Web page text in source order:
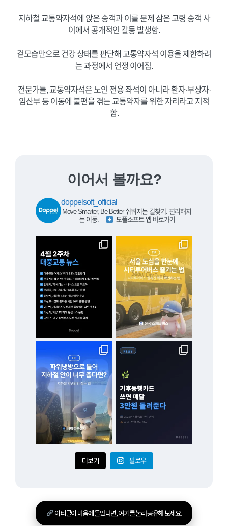
지하철 교통약자석에 앉은 승객과 이를 문제 삼은 고령 승객 사
이에서 공개적인 갈등 발생함.
겉모습만으로 건강 상태를 판단해 교통약자석 이용을 제한하려
는 과정에서 언쟁 이어짐.
전문가들, 교통약자석은 노인 전용 좌석이 아니라 환자·부상자·
임산부 등 이동에 불편을 겪는 교통약자를 위한 자리라고 지적
함.
이어서 볼까요?
doppelsoft_official
Move Smarter, Be Better쉬워지는 길찾기. 편리해지
는 이동.⠀ 도플소프트 앱 바로가기
더보기 팔로우
아티클이 마음에 들었다면, 여기를 눌러 공유해 보세요.